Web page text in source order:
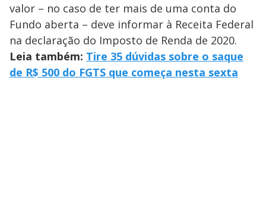
valor – no caso de ter mais de uma conta do
Fundo aberta – deve informar à Receita Federal
na declaração do Imposto de Renda de 2020.
Leia também: Tire 35 dúvidas sobre o saque
de R$ 500 do FGTS que começa nesta sexta